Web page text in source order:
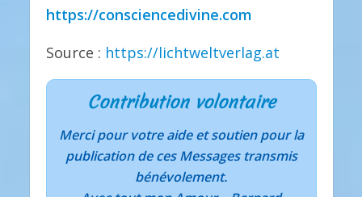
https://consciencedivine.com
Source : https://lichtweltverlag.at
Contribution volontaire
Merci pour votre aide et soutien pour la
publication de ces Messages transmis
bénévolement.